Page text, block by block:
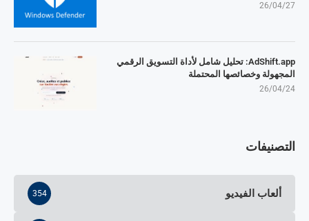
26/04/27
AdShift.app: تحليل شامل لأداة التسويق الرقمي
المجهولة وخصائصها المحتملة
26/04/24
التصنيفات
ألعاب الفيديو 354